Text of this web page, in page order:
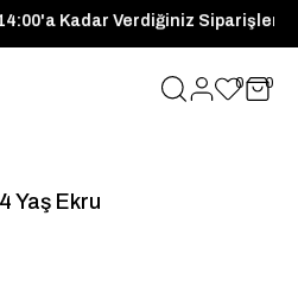
Saat 14:00'a Kadar Verdiğiniz
0 0
Yaş Ekru